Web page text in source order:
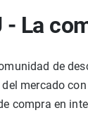
- La
de
mercado
compra en